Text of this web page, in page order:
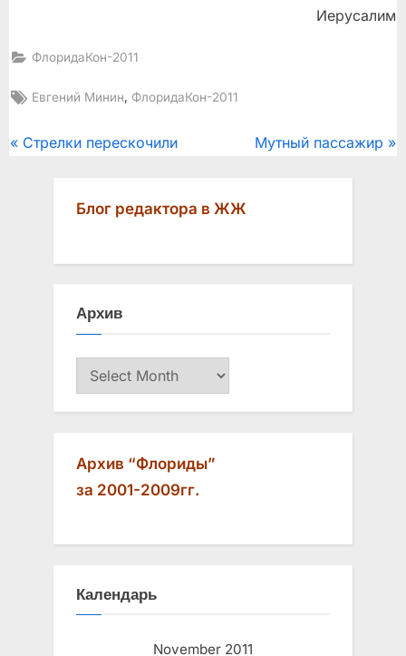
Иерусалим
ФлоридаКон-2011
Tags:
Евгений Минин, ФлоридаКон-2011
Post
P
Стрелки перескочили
N
o
Мутный пассажир
Блог редактора в ЖЖ
Архив
Архив
Архив “Флориды”
за 2001-2009гг.
Календарь
November 2011